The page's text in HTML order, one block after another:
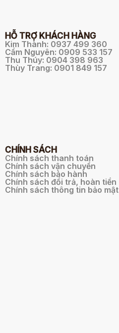
HỖ TRỢ KHÁCH HÀNG
Kim Thành: 0937 499 360
Cẩm Nguyên: 0909 533 157
Thu Thúy: 0904 398 963
Thùy Trang: 0901 849 157
CHÍNH SÁCH
Chính sách thanh toán
Chính sách vận chuyển
Chính sách bảo hành
Chính sách đổi trả, hoàn tiền
Chính sách thông tin bảo mật